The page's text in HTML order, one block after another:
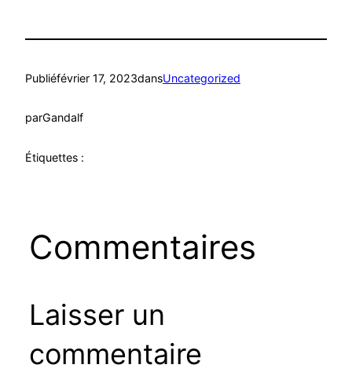
Publiéfévrier 17, 2023dansUncategorized
parGandalf
Étiquettes :
Commentaires
Laisser un
commentaire